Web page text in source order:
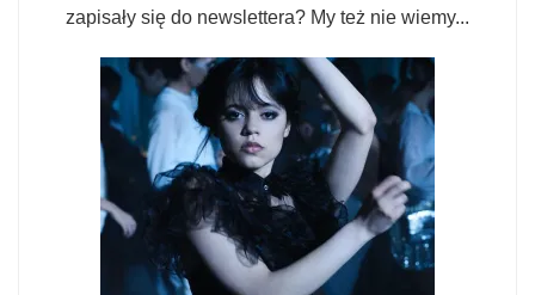
zapisały się do newslettera? My też nie wiemy...